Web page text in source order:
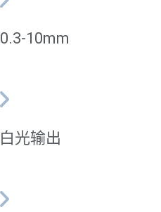
10mm
光输出